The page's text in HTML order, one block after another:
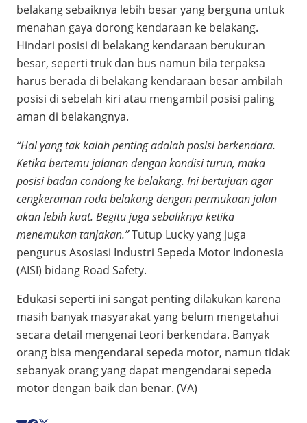
belakang sebaiknya lebih besar yang berguna untuk
menahan gaya dorong kendaraan ke belakang.
Hindari posisi di belakang kendaraan berukuran
besar, seperti truk dan bus namun bila terpaksa
harus berada di belakang kendaraan besar ambilah
posisi di sebelah kiri atau mengambil posisi paling
aman di belakangnya.
“Hal yang tak kalah penting adalah posisi berkendara.
Ketika bertemu jalanan dengan kondisi turun, maka
posisi badan condong ke belakang. Ini bertujuan agar
cengkeraman roda belakang dengan permukaan jalan
akan lebih kuat. Begitu juga sebaliknya ketika
menemukan tanjakan.”Tutup Lucky yang juga
pengurus Asosiasi Industri Sepeda Motor Indonesia
(AISI) bidang Road Safety.
Edukasi seperti ini sangat penting dilakukan karena
masih banyak masyarakat yang belum mengetahui
secara detail mengenai teori berkendara. Banyak
orang bisa mengendarai sepeda motor, namun tidak
sebanyak orang yang dapat mengendarai sepeda
motor dengan baik dan benar. (VA)